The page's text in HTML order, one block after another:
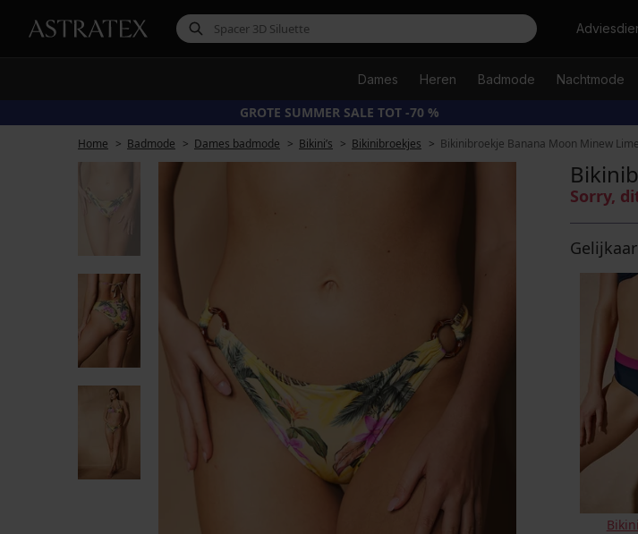
Zoeken
Dames Heren Badmode Nachtmode
GROTE SUMMER SALE TOT -70 %
Home Badmode Dames badmode Bikini’s Bikinibroekjes Bikinibroekje Banana Moon Minew
Sorry,